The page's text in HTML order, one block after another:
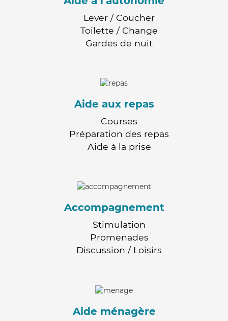
Lever / Coucher
Toilette / Change
Gardes de nuit
Aide aux repas
Courses
Préparation des repas
Aide à la prise
Accompagnement
Stimulation
Promenades
Discussion / Loisirs
Aide ménagère